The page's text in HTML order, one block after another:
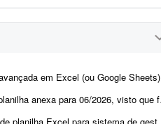
planilha completa de gestão financeira e patrimonial para uma loja de Pok&eacut...
foi feita em 11/2025 com os índices do período. Também é necess&a...